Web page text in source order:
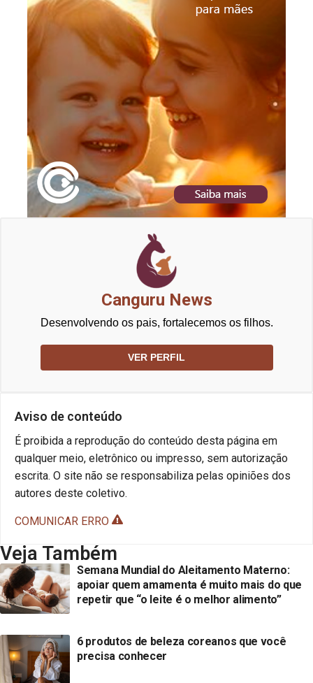
Canguru News
Desenvolvendo os pais, fortalecemos os filhos.
VER PERFIL
Aviso de conteúdo
É proibida a reprodução do conteúdo desta página em
qualquer meio, eletrônico ou impresso, sem autorização
escrita. O site não se responsabiliza pelas opiniões dos
autores deste coletivo.
COMUNICAR ERRO
Veja Também
Semana Mundial do Aleitamento Materno:
apoiar quem amamenta é muito mais do que
repetir que “o leite é o melhor alimento”
6 produtos de beleza coreanos que você
precisa conhecer